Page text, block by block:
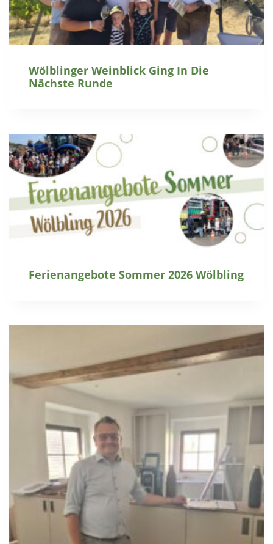
Wölblinger Weinblick Ging In Die
Nächste Runde
Ferienangebote Sommer 2026 Wölbling